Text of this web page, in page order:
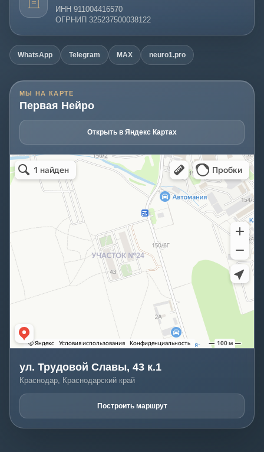
ИНН 911004416570
ОГРНИП 325237500038122
WhatsApp Telegram MAX neuro1.pro
МЫ НА КАРТЕ
Первая Нейро
Открыть в Яндекс Картах
ул. Трудовой Славы, 43 к.1
Краснодар, Краснодарский край
Построить маршрут